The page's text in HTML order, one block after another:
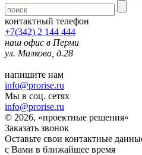
контактный телефон
+7(342) 2 144 444
наш офис в Перми
ул. Малкова, д.28
напишите нам
info@prorise.ru
Мы в соц. сетях
info@prorise.ru
© 2026, «проектные решения»
Заказать звонок
Оставьте свои контактные
с Вами в ближайшее время